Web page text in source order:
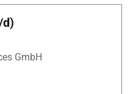
GmbH